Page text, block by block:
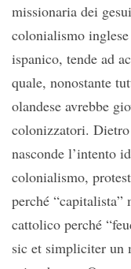
missionaria dei
colonialismo
ispanico, tende ad
quale, nonostante
olandese avrebbe
colonizzatori.
nasconde l’intento
colonialismo,
perché “capitalista”
cattolico perché
sic et simpliciter un